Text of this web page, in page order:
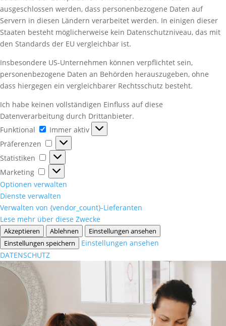
ausgeschlossen werden, dass personenbezogene Daten auf
Servern in diesen Ländern verarbeitet werden. In einigen dieser
Staaten besteht möglicherweise kein Datenschutzniveau, das mit
den Standards der EU vergleichbar ist.
Insbesondere US-Unternehmen können verpflichtet sein,
personenbezogene Daten an Behörden herauszugeben, ohne
dass hiergegen ein vergleichbarer Rechtsschutz besteht.
Ich habe keinen vollständigen Einfluss auf diese
Datenverarbeitung durch Drittanbieter.
Funktional
Funktional
Immer aktiv
Präferenzen
Präferenzen
Statistiken
Statistiken
Marketing
Marketing
Optionen verwalten
Dienste verwalten
Verwalten von {vendor_count}-Lieferanten
Lese mehr über diese Zwecke
Akzeptieren Ablehnen
Einstellungen ansehen
Einstellungen speichern
Einstellungen ansehen
DATENSCHUTZ